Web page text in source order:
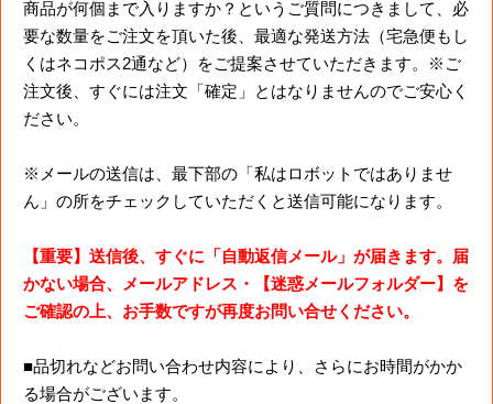
商品が何個まで入りますか？というご質問につきまして、必
要な数量をご注文を頂いた後、最適な発送方法（宅急便もし
くはネコポス2通など）をご提案させていただきます。※ご
注文後、すぐには注文「確定」とはなりませんのでご安心く
ださい。
※メールの送信は、最下部の「私はロボットではありませ
ん」の所をチェックしていただくと送信可能になります。
【重要】送信後、すぐに「自動返信メール」が届きます。届
かない場合、メールアドレス・【迷惑メールフォルダー】を
ご確認の上、お手数ですが再度お問い合せください。
■品切れなどお問い合わせ内容により、さらにお時間がかか
る場合がございます。